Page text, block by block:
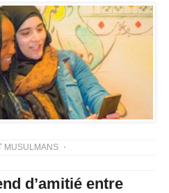
MUSULMANS
d’amitié entre